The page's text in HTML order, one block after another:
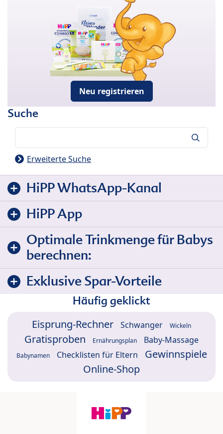
Neu registrieren
Suche
Erweiterte Suche
HiPP WhatsApp-Kanal
HiPP App
Optimale Trinkmenge für Babys
berechnen:
Exklusive Spar-Vorteile
Häufig geklickt
Eisprung-Rechner Schwanger Wickeln
Gratisproben Ernährungsplan Baby-Massage
Babynamen Checklisten für Eltern
Gewinnspiele
Online-Shop